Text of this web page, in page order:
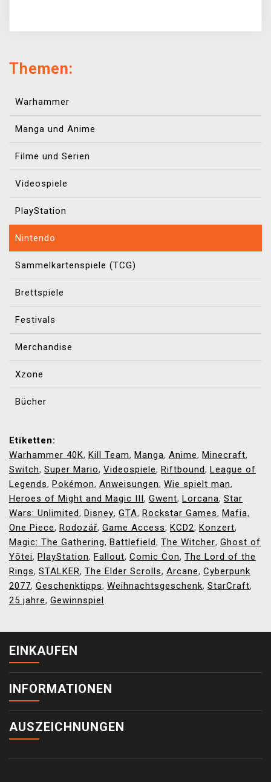
Themen:
Warhammer
Manga und Anime
Filme und Serien
Videospiele
PlayStation
Nintendo
Sammelkartenspiele (TCG)
Brettspiele
Festivals
Merchandise
Xzone
Bücher
Etiketten:
Warhammer 40K, Kill Team, Manga, Anime, Minecraft,
Switch, Super Mario, Videospiele, Riftbound, League of
Legends, Pokémon, Anweisungen, Wie spielt man,
Heroes of Might and Magic III , Gwent, Lorcana, Star
Wars: Unlimited, Disney, GTA, Rockstar Games, Mafia,
One Piece, Rodozář, Game Access, KCD2, Konzert,
Magic: The Gathering, Battlefield, The Witcher, Ghost of
Yōtei, PlayStation, Fallout, Comic Con, The Lord of the
Rings, STALKER, The Elder Scrolls, Arcane, Cyberpunk
2077, Geschenktipps, Weihnachtsgeschenk, StarCraft,
25 jahre, Gewinnspiel
EINKAUFEN
INFORMATIONEN
AUSZEICHNUNGEN